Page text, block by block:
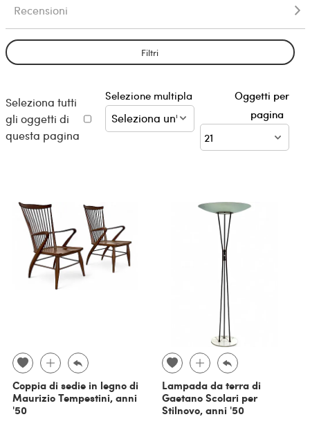
Recensioni
Filtri
Seleziona tutti
gli oggetti di
questa pagina
Selezione multipla
Oggetti per
pagina
Coppia di sedie in legno di
Maurizio Tempestini, anni
'50
Lampada da terra di
Gaetano Scolari per
Stilnovo, anni '50